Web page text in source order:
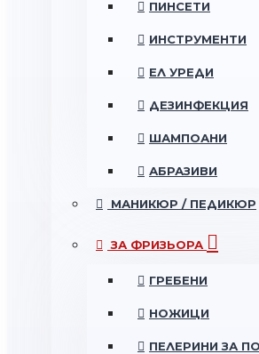
ПИНСЕТИ
ИНСТРУМЕНТИ
ЕЛ УРЕДИ
ДЕЗИНФЕКЦИЯ
ШАМПОАНИ
АБРАЗИВИ
МАНИКЮР / ПЕДИКЮР
ЗА ФРИЗЬОРА
ГРЕБЕНИ
НОЖИЦИ
ПЕЛЕРИНИ ЗА